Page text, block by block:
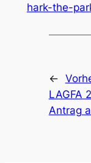
hark-the-
←
LAGFA
Antrag